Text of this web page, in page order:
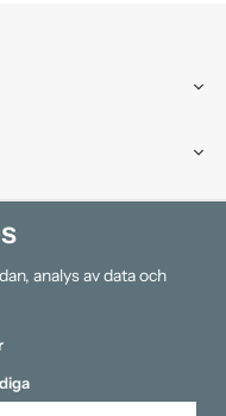
analys av data och